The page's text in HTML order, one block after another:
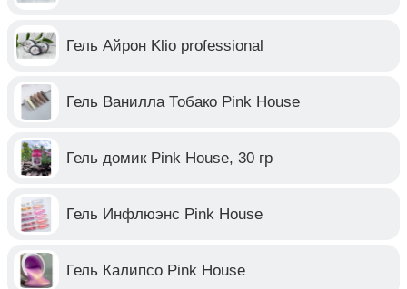
Гель Айрон Klio professional
Гель Ванилла Тобако Pink House
Гель домик Pink House, 30 гр
Гель Инфлюэнс Pink House
Гель Калипсо Pink House